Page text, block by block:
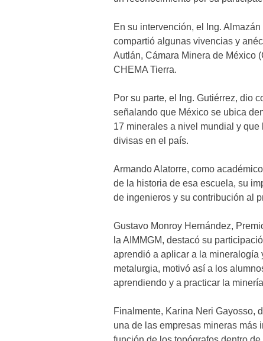
En su intervención, el Ing.
compartió algunas vivencias y
Autlán, Cámara Minera de México
CHEMA Tierra.
Por su parte, el Ing. Gutiérrez, dio
señalando que México se ubica
17 minerales a nivel mundial y
divisas en el país.
Armando Alatorre, como
de la historia de esa escuela, su
de ingenieros y su contribución al
Gustavo Monroy Hernández,
la AIMMGM, destacó su
aprendió a aplicar a la
metalurgia, motivó así a los
aprendiendo y a practicar la
Finalmente, Karina Neri Gayosso,
una de las empresas mineras más